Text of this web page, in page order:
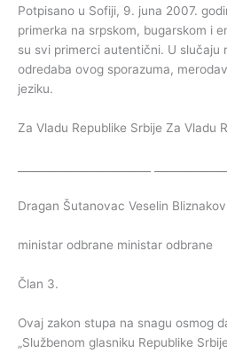
Potpisano u Sofiji, 9. juna 2007.
primerka na srpskom, bugarskom i
su svi primerci autentični. U slučaju
odredaba ovog sporazuma,
jeziku.
Za Vladu Republike Srbije Za Vladu
Dragan Šutanovac Veselin Bliznakov
ministar odbrane ministar odbrane
Član 3.
Ovaj zakon stupa na snagu osmog
„Službenom glasniku Republike